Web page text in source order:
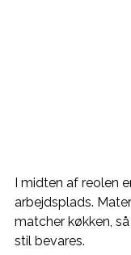
I midten af reolen
arbejdsplads.
matcher køkken,
stil bevares.